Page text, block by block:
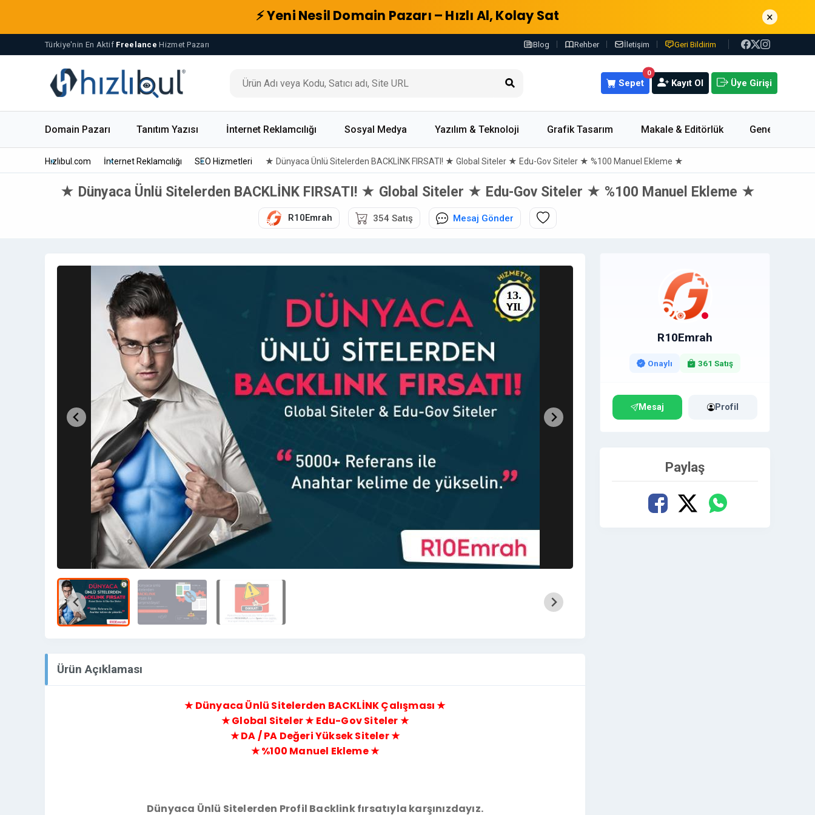
⚡ Yeni Nesil Domain Pazarı – Hızlı Al, Kolay Sat ×
Türkiye'nin En Aktif Freelance Hizmet Pazarı Blog Rehber İletişim Geri Bildirim
0
Sepet Kayıt Ol Üye Girişi
Domain Pazarı Tanıtım Yazısı İnternet Reklamcılığı Sosyal Medya Yazılım & Teknoloji Grafik Tasarım Makale & Editörlük Genel
Hızlıbul.com İnternet Reklamcılığı SEO Hizmetleri ★ Dünyaca Ünlü Sitelerden BACKLİNK FIRSATI! ★ Global Siteler ★ Edu-Gov Siteler ★ %100 Manuel Ekleme ★
★ Dünyaca Ünlü Sitelerden BACKLİNK FIRSATI! ★ Global Siteler ★ Edu-Gov Siteler ★ %100 Manuel Ekleme ★
R10Emrah 354 Satış Mesaj Gönder
Ürün Açıklaması
★ Dünyaca Ünlü Sitelerden BACKLİNK Çalışması ★
★ Global Siteler ★ Edu-Gov Siteler ★
★ DA / PA Değeri Yüksek Siteler ★
★ %100 Manuel Ekleme ★
Dünyaca Ünlü Sitelerden Profil Backlink fırsatıyla karşınızdayız.
R10Emrah
Onaylı 361 Satış
Mesaj Profil
Paylaş